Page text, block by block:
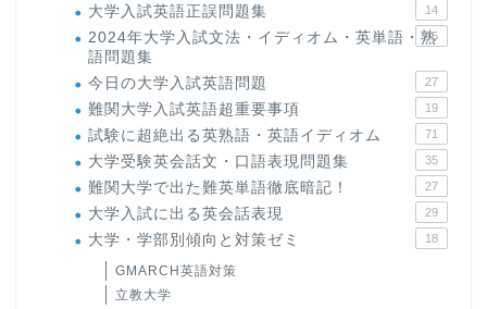
大学入試英語正誤問題集 14
2024年大学入試文法・イディオム・英単語・熟
語問題集
15
今日の大学入試英語問題 27
難関大学入試英語超重要事項 19
試験に超絶出る英熟語・英語イディオム 71
大学受験英会話文・口語表現問題集 35
難関大学で出た難英単語徹底暗記！ 27
大学入試に出る英会話表現 29
大学・学部別傾向と対策ゼミ 18
GMARCH英語対策
立教大学